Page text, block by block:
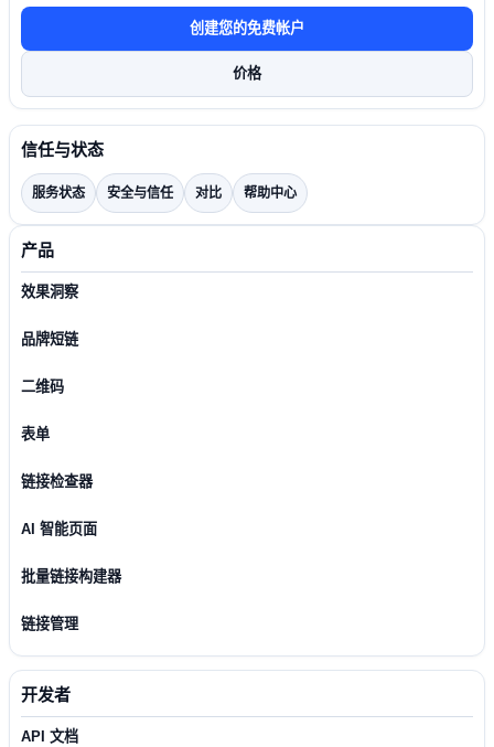
创建您的免费帐户
价格
信任与状态
服务状态 安全与信任 对比 帮助中心
产品
效果洞察
品牌短链
二维码
表单
链接检查器
AI 智能页面
批量链接构建器
链接管理
开发者
API 文档